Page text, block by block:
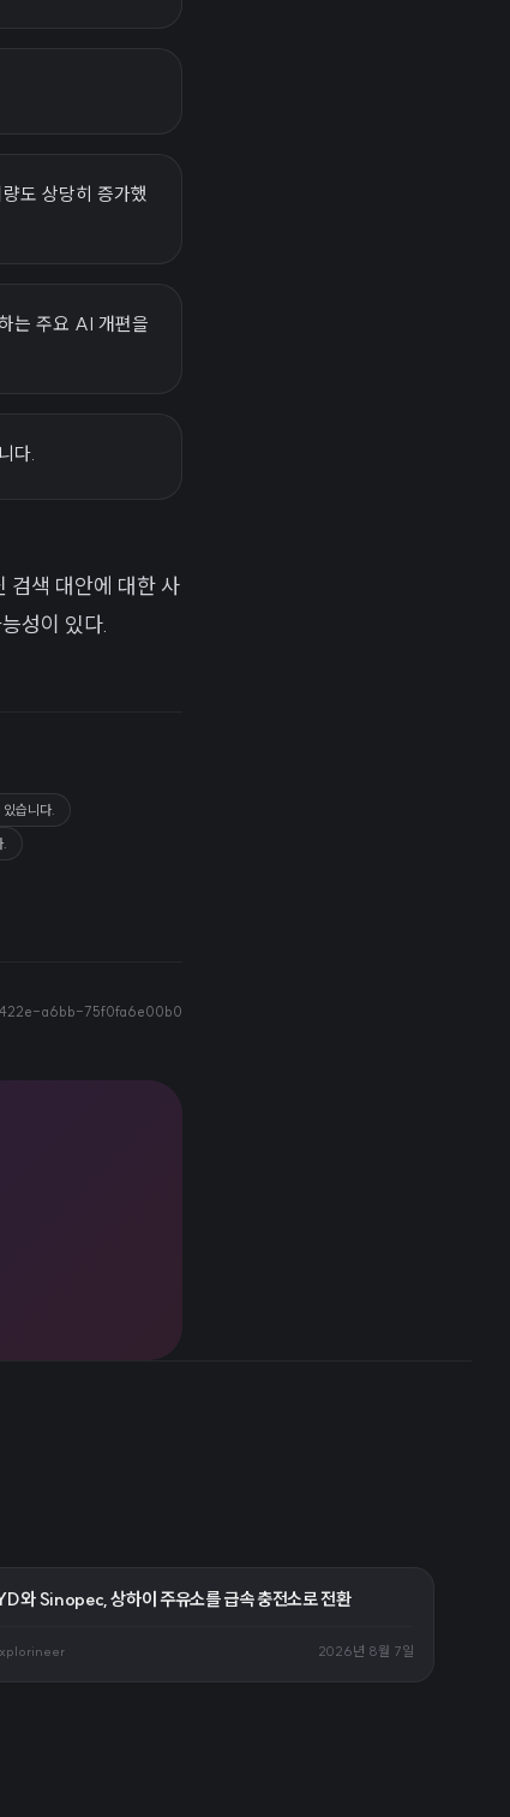
도 상당히 증가했
는 주요 AI 개편을
다.
색 대안에 대한 사
성이 있다.
습니다.
a6bb-75f0fa6e00b0
와 Sinopec, 상하이 주유소를 급속 충전소로 전환
2026년 8월 7일